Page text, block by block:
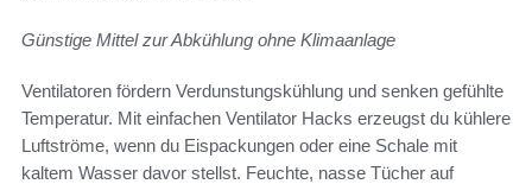
Günstige Mittel zur Abkühlung ohne Klimaanlage
Ventilatoren fördern Verdunstungskühlung und senken gefühlte
Temperatur. Mit einfachen Ventilator Hacks erzeugst du kühlere
Luftströme, wenn du Eispackungen oder eine Schale mit
kaltem Wasser davor stellst. Feuchte, nasse Tücher auf